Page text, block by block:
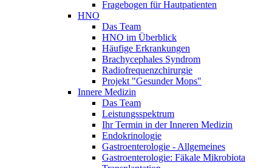
Fragebogen für Hautpatienten
HNO
Das Team
HNO im Überblick
Häufige Erkrankungen
Brachycephales Syndrom
Radiofrequenzchirurgie
Projekt "Gesunder Mops"
Innere Medizin
Das Team
Leistungsspektrum
Ihr Termin in der Inneren Medizin
Endokrinologie
Gastroenterologie - Allgemeines
Gastroenterologie: Fäkale Mikrobiota